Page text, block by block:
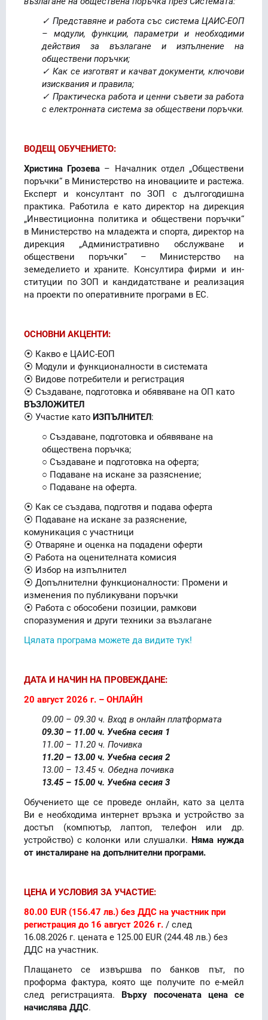
✓ Представяне и работа със система ЦАИС-ЕОП
– модули, функции,па­ра­мет­ри и необ­хо­ди­ми
действия за възлагане и изпълнение на
обществени поръчки;
✓ Как се изготвят и качват документи, ключови
изисквания и правила;
✓ Практическа работа и ценни съвети за работа
с електронната система за об­щест­ве­ни поръчки.
ВОДЕЩ ОБУЧЕНИЕТО:
Христина Грозева – Началник отдел „Обществени
поръчки“ в Министерство на ино­ва­циите и растежа.
Експерт и консултант по ЗОП с дългогодишна
практика. Работила е като директор на дирекция
„Инвестиционна политика и обществени поръчки“
в Ми­ни­стер­ство на младежта и спорта, директор на
дирекция „Административнo обслужване и
обществени поръчки” – Министерство на
земеделието и храните. Кон­сул­ти­ра фирми и ин­
сти­ту­ции по ЗОП и кандидатстване и реализация
на проекти по оперативните програми в ЕС.
ОСНОВНИ АКЦЕНТИ:
⦿ Какво е ЦАИС-ЕОП
⦿ Модули и функционалности в системата
⦿ Видове потребители и регистрация
⦿ Създаване, подготовка и обявяване на ОП като
ВЪЗЛОЖИТЕЛ
⦿ Участие като ИЗПЪЛНИТЕЛ:
○ Създаване, подготовка и обявяване на
обществена поръчка;
○ Създаване и подготовка на оферта;
○ Подаване на искане за разяснение;
○ Подаване на оферта.
⦿ Как се създава, подготвя и подава оферта
⦿ Подаване на искане за разяснение,
комуникация с участници
⦿ Отваряне и оценка на подадени оферти
⦿ Работа на оценителната комисия
⦿ Избор на изпълнител
⦿ Допълнителни функционалности: Промени и
изменения по публикувани поръчки
⦿ Работа с обособени позиции, рамкови
споразумения и други техники за възлагане
Цялата програма можете да видите тук!
ДАТА И НАЧИН НА ПРОВЕЖДАНЕ:
20 август 2026 г. – ОНЛАЙН
09.00 – 09.30 ч. Вход в онлайн платформата
09.30 – 11.00 ч. Учебна сесия 1
11.00 – 11.20 ч. Почивка
11.20 – 13.00 ч. Учебна сесия 2
13.00 – 13.45 ч. Обедна почивка
13.45 – 15.00 ч. Учебна сесия 3
Обучението ще се проведе онлайн, като за целта
Ви е необходима интернет връзка и устройство за
достъп (компютър, лаптоп, телефон или др.
устройство) с колонки или слушалки. Няма нужда
от инсталиране на допълнителни програми.
ЦЕНА И УСЛОВИЯ ЗА УЧАСТИЕ:
80.00 EUR (156.47 лв.) без ДДС на участник при
регистрация до 16 август 2026 г. / след
16.08.2026 г. цената е 125.00 EUR (244.48 лв.) без
ДДС на участник.
Плащането се извършва по банков път, по
проформа фактура, която ще получите по е-мейл
след регистрацията. Върху посочената цена се
начислява ДДС.